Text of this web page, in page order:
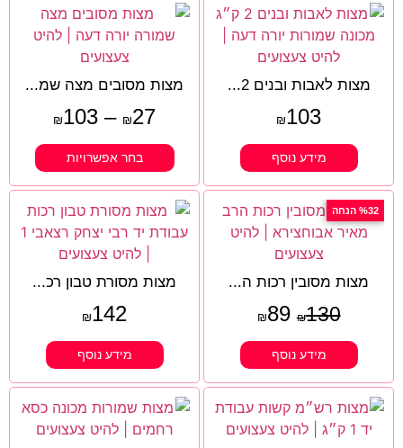
מצות לאבות ובנים 2...
₪103
מידע נוסף
מצות מסובים מצה שמ...
₪27
–
₪103
בחר אפשרויות
%32 הנחה
מצות מסובין רכות ה...
₪130
₪89
מידע נוסף
מצות מסורת טבון רכ...
₪142
מידע נוסף